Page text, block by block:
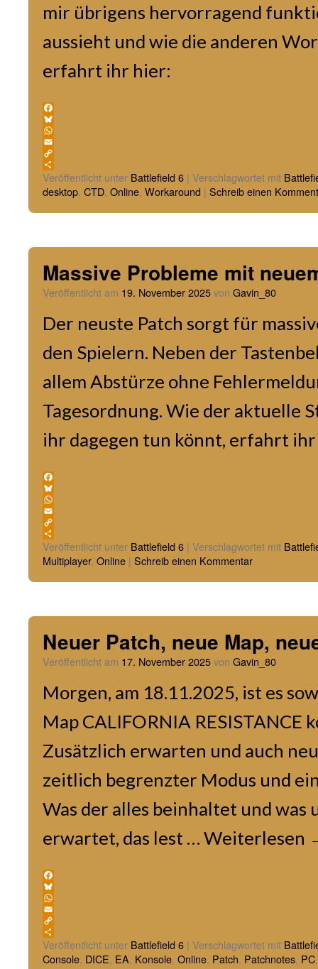
mir übrigens hervorragend
aussieht und wie die anderen
erfahrt ihr hier:
Facebook
Bluesky
WhatsApp
Email
Copy
Link
Teilen
Veröffentlicht unter Battlefield 6 | Verschlagwortet mit
desktop, CTD, Online, Workaround | Schreib einen
Massive Probleme mit
Veröffentlicht am 19. November 2025von Gavin_80
Der neuste Patch sorgt für
den Spielern. Neben der
allem Abstürze ohne
Tagesordnung. Wie der aktuelle
ihr dagegen tun könnt, erfahrt
Facebook
Bluesky
WhatsApp
Email
Copy
Link
Teilen
Veröffentlicht unter Battlefield 6 | Verschlagwortet mit
Multiplayer, Online | Schreib einen Kommentar
Neuer Patch, neue Map,
Veröffentlicht am 17. November 2025von Gavin_80
Morgen, am 18.11.2025, ist es
Map CALIFORNIA RESISTANCE
Zusätzlich erwarten und auch
zeitlich begrenzter Modus und
Was der alles beinhaltet und was
erwartet, das lest …Weiterlesen
Facebook
Bluesky
WhatsApp
Email
Copy
Link
Teilen
Veröffentlicht unter Battlefield 6 | Verschlagwortet mit
Console, DICE, EA, Konsole, Online, Patch, Patchnotes, PC